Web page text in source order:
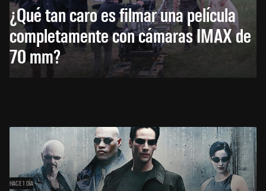
¿Qué tan caro es filmar una película
completamente con cámaras IMAX de
70 mm?
HACE 1 DÍA